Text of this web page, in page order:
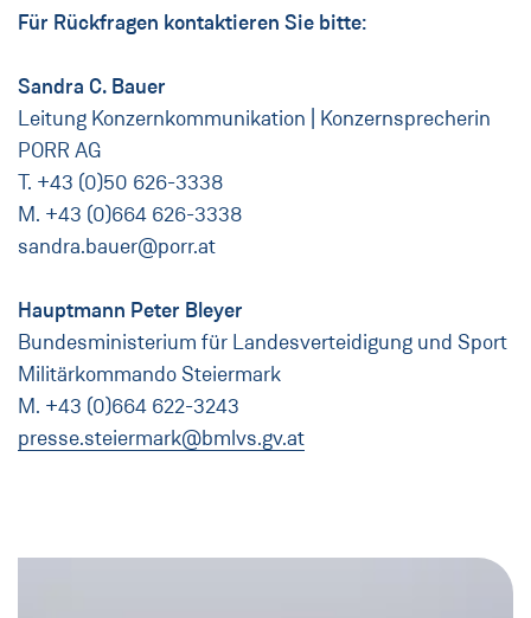
Für Rückfragen kontaktieren Sie bitte:
Sandra C. Bauer
Leitung Konzernkommunikation | Konzernsprecherin
PORR AG
T. +43 (0)50 626-3338
M. +43 (0)664 626-3338
sandra.bauer@porr.at
Hauptmann Peter Bleyer
Bundesministerium für Landesverteidigung und Sport
Militärkommando Steiermark
M. +43 (0)664 622-3243
presse.steiermark@bmlvs.gv.at